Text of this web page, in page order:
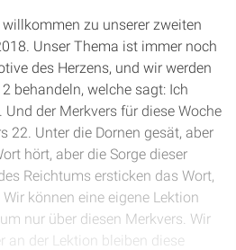
zu unserer zweiten
Unser Thema ist immer noch
des Herzens, und wir werden
behandeln, welche sagt: Ich
der Merkvers für diese Woche
22. Unter die Dornen gesät, aber
hört, aber die Sorge dieser
Reichtums ersticken das Wort,
können eine eigene Lektion
nur über diesen Merkvers. Wir
an der Lektion bleiben diese